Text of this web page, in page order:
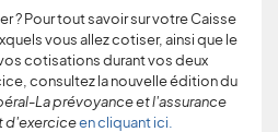
? Pour tout savoir sur votre Caisse
vous allez cotiser, ainsi que le
cotisations durant vos deux
consultez la nouvelle édition du
La prévoyance et l'assurance
d'exerciceen cliquant ici.